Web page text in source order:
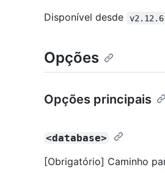
Disponível desde
v2.12.6
Opções
Opções principais
<database>
[Obrigatório] Caminho